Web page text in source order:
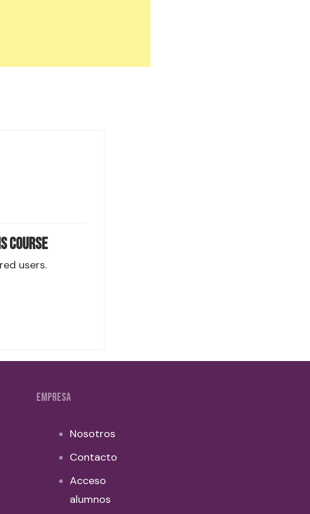
course
users.
EMPRESA
Nosotros
Contacto
Acceso
alumnos